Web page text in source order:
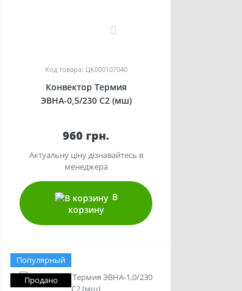
0
Код товара: ЦК000107040
Конвектор Термия
ЭВНА-0,5/230 С2 (мш)
960 грн.
Актуальну ціну дізнавайтесь в
менеджера
В
корзину
Популярный
Продано